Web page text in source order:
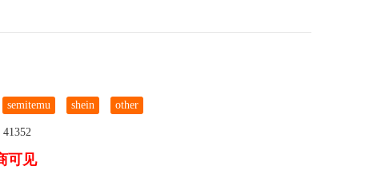
semitemu shein other
可见